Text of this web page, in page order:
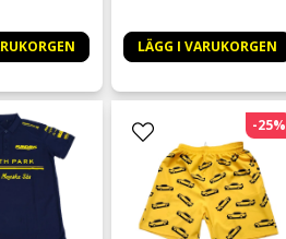
LÄGG I VARUKORGEN
-25%